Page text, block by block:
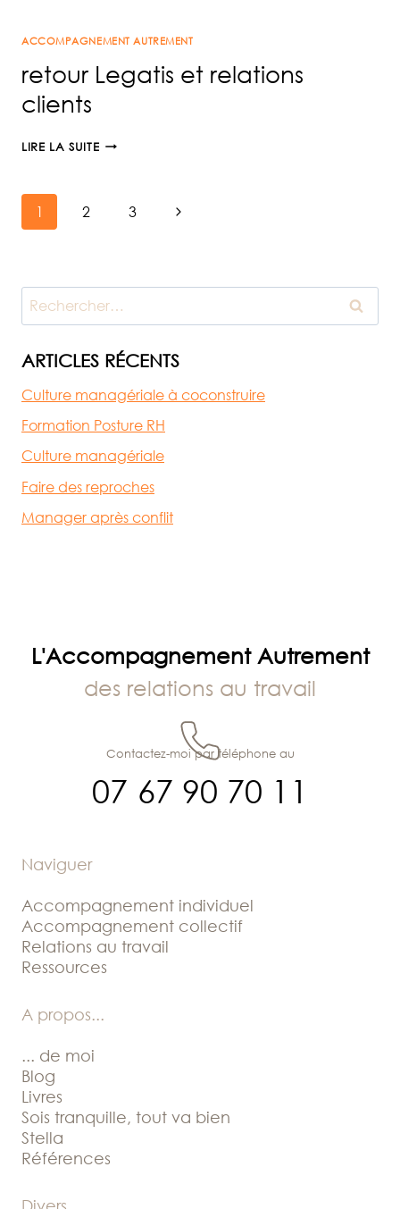
ACCOMPAGNEMENT AUTREMENT
retour Legatis et relations
clients
LIRE LA SUITERETOUR
RELATIONS
Navigation
page
1 2 3
Page
Rechercher :
ARTICLES RÉCENTS
Culture managériale à coconstruire
Formation Posture RH
Culture managériale
Faire des reproches
Manager après conflit
L'Accompagnement Autrement
des relations au travail
07 67 90 70 11
Contactez-moi par téléphone au
Naviguer
Accompagnement individuel
Accompagnement collectif
Relations au travail
Ressources
A propos...
... de moi
Blog
Livres
Sois tranquille, tout va bien
Stella
Références